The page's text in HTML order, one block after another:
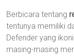
Berbicara tentang
tentunya memiliki
Defender yang
masing-masing